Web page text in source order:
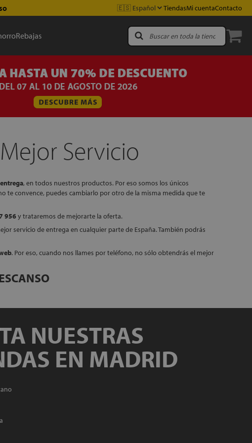
TiendasMi cuentaContacto
Rebajas
Servicio
, en todos nuestros productos. Por eso somos los únicos
te convence, puedes cambiarlo por otro de la misma medida que te
956y trataremos de mejorarte la oferta.
servicio de entrega en cualquier parte de España. También podrás
. Por eso, cuando nos llames por teléfono, no sólo obtendrás el mejor
NUESTRAS
EN MADRID